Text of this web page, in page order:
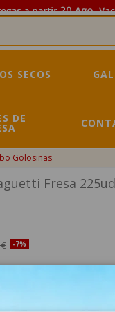
SECOS
DE
Golosinas
Fresa
-7%